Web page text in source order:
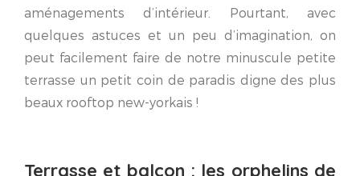
aménagements d’intérieur. Pourtant, avec
quelques astuces et un peu d’imagination, on
peut facilement faire de notre minuscule petite
terrasse un petit coin de paradis digne des plus
beaux rooftop new-yorkais !
Terrasse et balcon : les orphelins de